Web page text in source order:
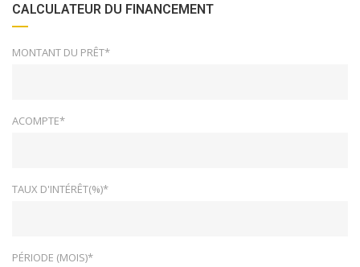
CALCULATEUR DU FINANCEMENT
MONTANT DU PRÊT*
ACOMPTE*
TAUX D'INTÉRÊT(%)*
PÉRIODE (MOIS)*